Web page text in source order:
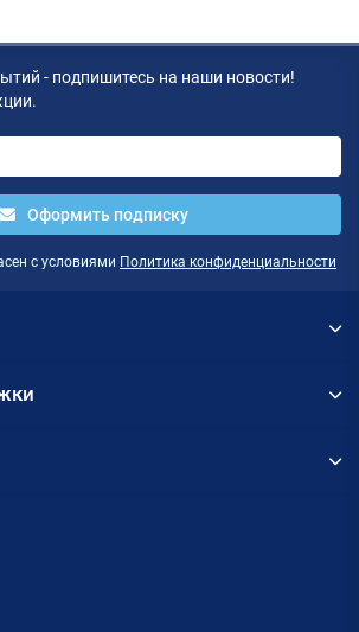
- подпишитесь на наши новости!
Оформить подписку
с условиями Политика конфиденциальности